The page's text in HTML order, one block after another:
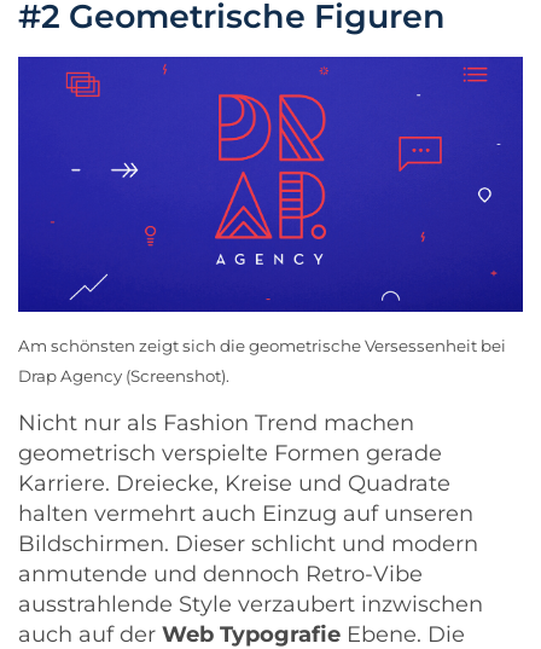
#2 Geometrische Figuren
Am schönsten zeigt sich die geometrische Versessenheit bei
Drap Agency (Screenshot).
Nicht nur als Fashion Trend machen
geometrisch verspielte Formen gerade
Karriere. Dreiecke, Kreise und Quadrate
halten vermehrt auch Einzug auf unseren
Bildschirmen. Dieser schlicht und modern
anmutende und dennoch Retro-Vibe
ausstrahlende Style verzaubert inzwischen
auch auf der Web Typografie Ebene. Die